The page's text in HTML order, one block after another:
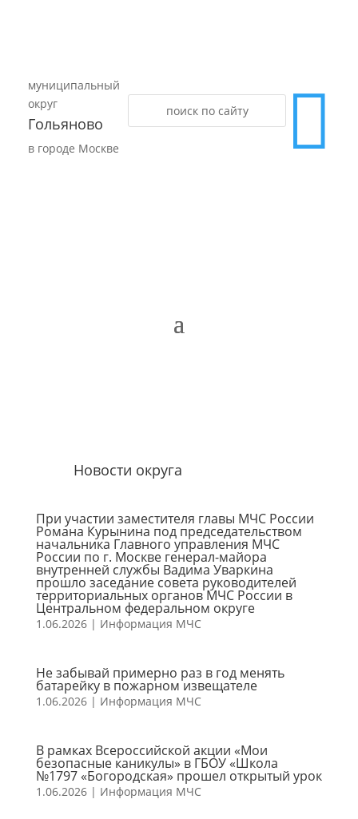
муниципальный
округ
Гольяново
в городе Москве 
Новости округа
При участии заместителя главы МЧС России
Романа Курынина под председательством
начальника Главного управления МЧС
России по г. Москве генерал-майора
внутренней службы Вадима Уваркина
прошло заседание совета руководителей
территориальных органов МЧС России в
Центральном федеральном округе
1.06.2026| Информация МЧС
Не забывай примерно раз в год менять
батарейку в пожарном извещателе
1.06.2026| Информация МЧС
В рамках Всероссийской акции «Мои
безопасные каникулы» в ГБОУ «Школа
№1797 «Богородская» прошел открытый урок
1.06.2026| Информация МЧС